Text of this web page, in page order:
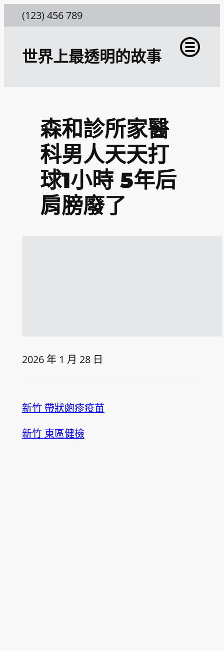
至
(123) 456 789
世界上最透明的故事
森和診所家醫
科男人天天打
球1小時 5年后
肩膀廢了
2026 年 1 月 28 日
新竹 帶狀皰疹疫苗
新竹 東區健檢